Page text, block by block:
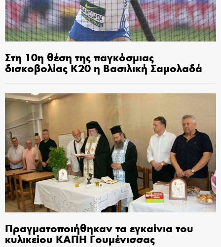
Στη 10η θέση της παγκόσμιας
δισκοβολίας Κ20 η Βασιλική Σαμολαδά
Πραγματοποιήθηκαν τα εγκαίνια του
κυλικείου ΚΑΠΗ Γουμένισσας